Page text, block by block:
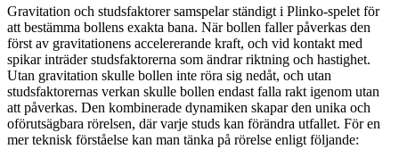
Gravitation och studsfaktorer samspelar ständigt i Plinko-spelet för
att bestämma bollens exakta bana. När bollen faller påverkas den
först av gravitationens accelererande kraft, och vid kontakt med
spikar inträder studsfaktorerna som ändrar riktning och hastighet.
Utan gravitation skulle bollen inte röra sig nedåt, och utan
studsfaktorernas verkan skulle bollen endast falla rakt igenom utan
att påverkas. Den kombinerade dynamiken skapar den unika och
oförutsägbara rörelsen, där varje studs kan förändra utfallet. För en
mer teknisk förståelse kan man tänka på rörelse enligt följande: